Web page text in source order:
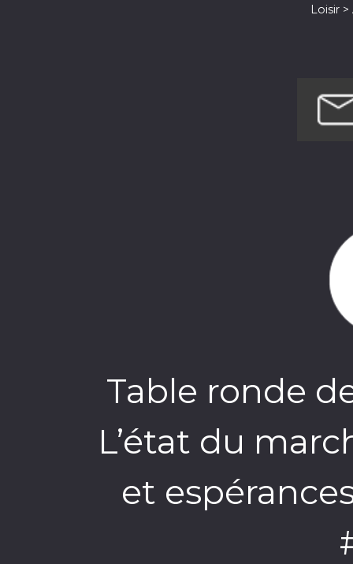
Loisir
Table ronde
L’état du
et